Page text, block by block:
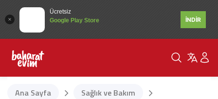
Ücretsiz
Google Play Store
İNDİR
Ana Sayfa
Sağlık ve Bakım